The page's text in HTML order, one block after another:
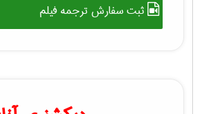
ثبت سفارش ترجمه فیلم